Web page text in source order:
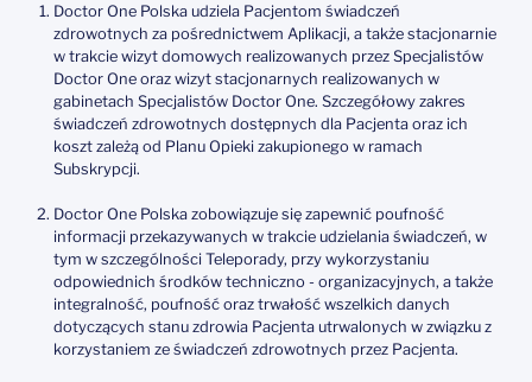
Doctor One Polska udziela Pacjentom świadczeń
zdrowotnych za pośrednictwem Aplikacji, a także stacjonarnie
w trakcie wizyt domowych realizowanych przez Specjalistów
Doctor One oraz wizyt stacjonarnych realizowanych w
gabinetach Specjalistów Doctor One. Szczegółowy zakres
świadczeń zdrowotnych dostępnych dla Pacjenta oraz ich
koszt zależą od Planu Opieki zakupionego w ramach
Subskrypcji.
Doctor One Polska zobowiązuje się zapewnić poufność
informacji przekazywanych w trakcie udzielania świadczeń, w
tym w szczególności Teleporady, przy wykorzystaniu
odpowiednich środków techniczno - organizacyjnych, a także
integralność, poufność oraz trwałość wszelkich danych
dotyczących stanu zdrowia Pacjenta utrwalonych w związku z
korzystaniem ze świadczeń zdrowotnych przez Pacjenta.